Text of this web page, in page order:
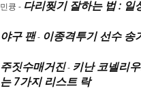
민큥 - 다리찢기 잘하는 법 : 일
야구 팬- 이종격투기 선수 송
주짓수매거진- 키난 코넬리
는 7가지 리스트 락